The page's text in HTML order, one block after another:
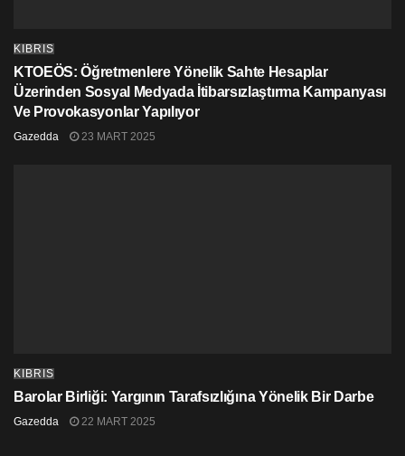
KIBRIS
KTOEÖS: Öğretmenlere Yönelik Sahte Hesaplar
Üzerinden Sosyal Medyada İtibarsızlaştırma Kampanyası
Ve Provokasyonlar Yapılıyor
Gazedda 23 MART 2025
KIBRIS
Barolar Birliği: Yargının Tarafsızlığına Yönelik Bir Darbe
Gazedda 22 MART 2025